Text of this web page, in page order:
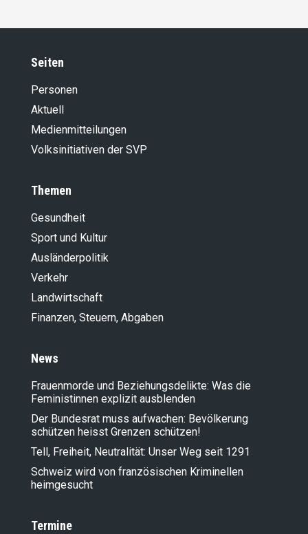
Seiten
Personen
Aktuell
Medienmitteilungen
Volksinitiativen der SVP
Themen
Gesundheit
Sport und Kultur
Ausländer­politik
Verkehr
Landwirt­schaft
Finanzen, Steuern, Abgaben
News
Frauenmorde und Beziehungsdelikte: Was die
Feministinnen explizit ausblenden
Der Bundesrat muss aufwachen: Bevölkerung
schützen heisst Grenzen schützen!
Tell, Freiheit, Neutralität: Unser Weg seit 1291
Schweiz wird von französischen Kriminellen
heimgesucht
Termine